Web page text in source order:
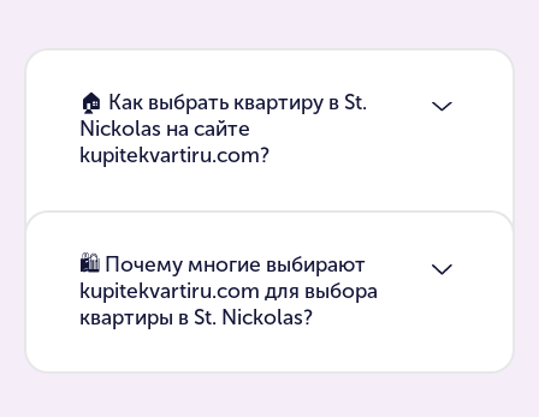
🏠 Как выбрать квартиру в St.
Nickolas на сайте
kupitekvartiru.com?
🛍 Почему многие выбирают
kupitekvartiru.com для выбора
квартиры в St. Nickolas?